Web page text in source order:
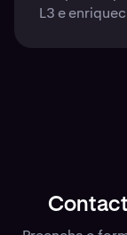
L3 e